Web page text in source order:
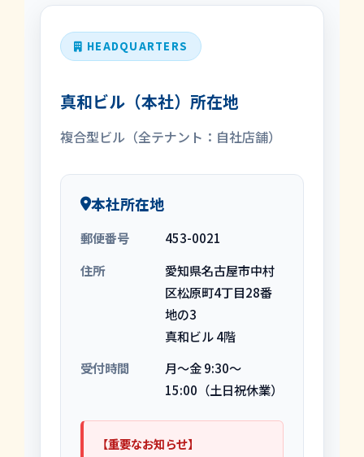
HEADQUARTERS
真和ビル（本社）所在地
複合型ビル（全テナント：自社店舗）
本社所在地
郵便番号
453-0021
住所
愛知県名古屋市中村
区松原町4丁目28番
地の3
真和ビル 4階
受付時間
月～金 9:30～
15:00（土日祝休業）
【重要なお知らせ】